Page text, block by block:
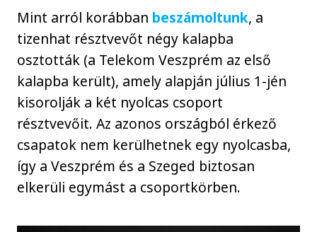
Mint arról korábban beszámoltunk, a
tizenhat résztvevőt négy kalapba
osztották (a Telekom Veszprém az első
kalapba került), amely alapján július 1-jén
kisorolják a két nyolcas csoport
résztvevőit. Az azonos országból érkező
csapatok nem kerülhetnek egy nyolcasba,
így a Veszprém és a Szeged biztosan
elkerüli egymást a csoportkörben.